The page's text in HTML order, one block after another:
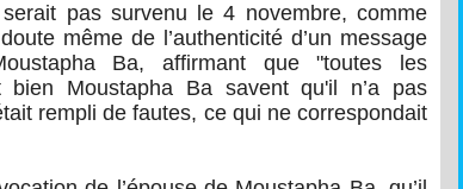
pas survenu le 4 novembre, comme
même de l’authenticité d’un message
Ba, affirmant que "toutes les
bien Moustapha Ba savent qu'il n’a pas
rempli de fautes, ce qui ne correspondait